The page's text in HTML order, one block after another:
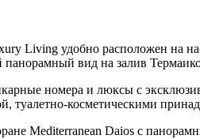
Living удобно расположен на
панорамный вид на залив
номера и люксы с
туалетно-косметическими
Mediterranean Daios с